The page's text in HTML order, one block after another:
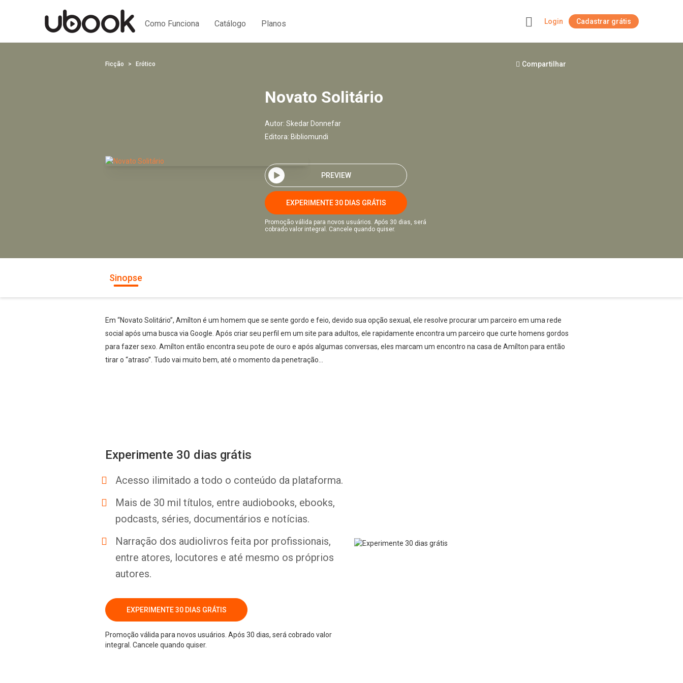
Como Funciona Catálogo Planos Login Cadastrar grátis
Ficção Erótico Compartilhar
Novato Solitário
Autor: Skedar Donnefar
Editora: Bibliomundi
PREVIEW
EXPERIMENTE 30 DIAS GRÁTIS
Promoção válida para novos usuários. Após 30 dias, será
cobrado valor integral. Cancele quando quiser.
Sinopse
Em “Novato Solitário”, Amílton é um homem que se sente gordo e feio, devido sua opção sexual, ele resolve procurar um parceiro em uma rede
social após uma busca via Google. Após criar seu perfil em um site para adultos, ele rapidamente encontra um parceiro que curte homens gordos
para fazer sexo. Amílton então encontra seu pote de ouro e após algumas conversas, eles marcam um encontro na casa de Amílton para então
tirar o “atraso”. Tudo vai muito bem, até o momento da penetração…
Experimente 30 dias grátis
Acesso ilimitado a todo o conteúdo da plataforma.
Mais de 30 mil títulos, entre audiobooks, ebooks,
podcasts, séries, documentários e notícias.
Narração dos audiolivros feita por profissionais,
entre atores, locutores e até mesmo os próprios
autores.
EXPERIMENTE 30 DIAS GRÁTIS
Promoção válida para novos usuários. Após 30 dias, será cobrado valor
integral. Cancele quando quiser.
Whatsapp Facebook